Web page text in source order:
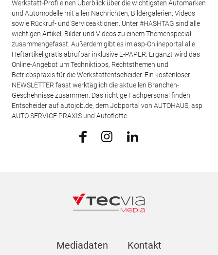
Werkstatt-Profi einen Überblick über die wichtigsten Automarken
und Automodelle mit allen Nachrichten, Bildergalerien, Videos
sowie Rückruf- und Serviceaktionen. Unter #HASHTAG sind alle
wichtigen Artikel, Bilder und Videos zu einem Themenspecial
zusammengefasst. Außerdem gibt es im asp-Onlineportal alle
Heftartikel gratis abrufbar inklusive E-PAPER. Ergänzt wird das
Online-Angebot um Techniktipps, Rechtsthemen und
Betriebspraxis für die Werkstattentscheider. Ein kostenloser
NEWSLETTER fasst werktäglich die aktuellen Branchen-
Geschehnisse zusammen. Das richtige Fachpersonal finden
Entscheider auf autojob.de, dem Jobportal von AUTOHAUS, asp
AUTO SERVICE PRAXIS und Autoflotte.
Mediadaten Kontakt